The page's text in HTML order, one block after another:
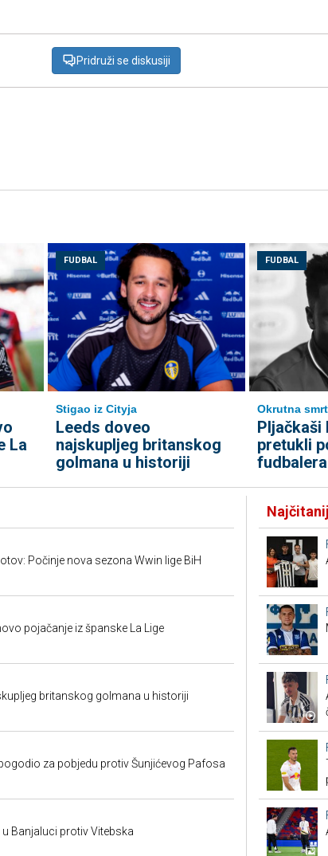
Pridruži se diskusiji
La
FUDBAL
Stigao iz Cityja
Leeds doveo
najskupljeg britanskog
golmana u historiji
FUDBAL
Okrutna smrt
Pljačkaši
pretukli
Počinje nova sezona Wwin lige BiH
pojačanje iz španske La Lige
britanskog golmana u historiji
za pobjedu protiv Šunjićevog Pafosa
Banjaluci protiv Vitebska